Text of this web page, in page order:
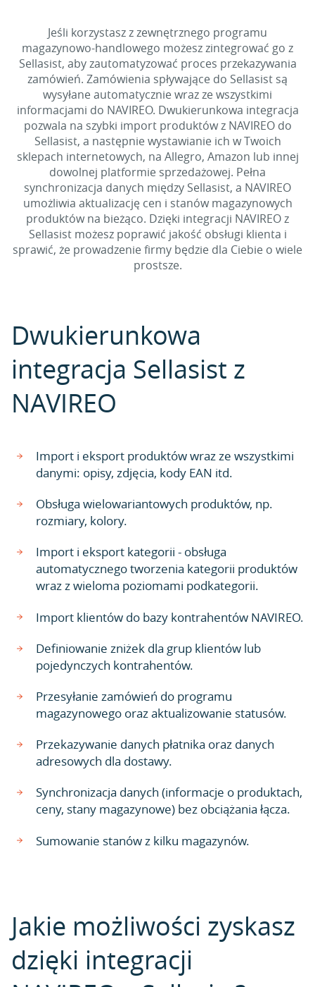
Jeśli korzystasz z zewnętrznego programu
magazynowo-handlowego możesz zintegrować go z
Sellasist, aby zautomatyzować proces przekazywania
zamówień. Zamówienia spływające do Sellasist są
wysyłane automatycznie wraz ze wszystkimi
informacjami do NAVIREO. Dwukierunkowa integracja
pozwala na szybki import produktów z NAVIREO do
Sellasist, a następnie wystawianie ich w Twoich
sklepach internetowych, na Allegro, Amazon lub innej
dowolnej platformie sprzedażowej. Pełna
synchronizacja danych między Sellasist, a NAVIREO
umożliwia aktualizację cen i stanów magazynowych
produktów na bieżąco. Dzięki integracji NAVIREO z
Sellasist możesz poprawić jakość obsługi klienta i
sprawić, że prowadzenie firmy będzie dla Ciebie o wiele
prostsze.
Dwukierunkowa
integracja Sellasist z
NAVIREO
Import i eksport produktów wraz ze wszystkimi
danymi: opisy, zdjęcia, kody EAN itd.
Obsługa wielowariantowych produktów, np.
rozmiary, kolory.
Import i eksport kategorii - obsługa
automatycznego tworzenia kategorii produktów
wraz z wieloma poziomami podkategorii.
Import klientów do bazy kontrahentów NAVIREO.
Definiowanie zniżek dla grup klientów lub
pojedynczych kontrahentów.
Przesyłanie zamówień do programu
magazynowego oraz aktualizowanie statusów.
Przekazywanie danych płatnika oraz danych
adresowych dla dostawy.
Synchronizacja danych (informacje o produktach,
ceny, stany magazynowe) bez obciążania łącza.
Sumowanie stanów z kilku magazynów.
Jakie możliwości zyskasz
dzięki integracji